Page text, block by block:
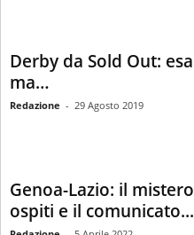
Derby da Sold Out:
ma…
Redazione - 29 Agosto 2019
Genoa-Lazio: il
ospiti e il comunicato...